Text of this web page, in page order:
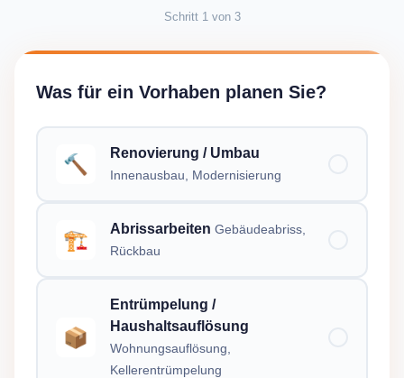
Schritt 1von 3
Was für ein Vorhaben planen Sie?
🔨 Renovierung / Umbau
Innenausbau, Modernisierung
🏗️ Abrissarbeiten Gebäudeabriss,
Rückbau
📦
Entrümpelung /
Haushaltsauflösung
Wohnungsauflösung,
Kellerentrümpelung